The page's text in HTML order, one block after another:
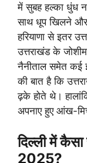
में सुबह हल्का धुंध
साथ धूप खिलने और
हरियाणा से इतर
उत्तराखंड के
नैनीताल समेत कई
की बात है कि
ढ़के होते थे।
अपनाए हुए आंख-
दिल्ली में
2025?